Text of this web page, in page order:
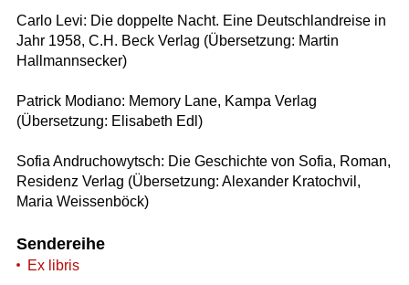
Carlo Levi: Die doppelte Nacht. Eine Deutschlandreise in
Jahr 1958, C.H. Beck Verlag (Übersetzung: Martin
Hallmannsecker)
Patrick Modiano: Memory Lane, Kampa Verlag
(Übersetzung: Elisabeth Edl)
Sofia Andruchowytsch: Die Geschichte von Sofia, Roman,
Residenz Verlag (Übersetzung: Alexander Kratochvil,
Maria Weissenböck)
Sendereihe
Ex libris